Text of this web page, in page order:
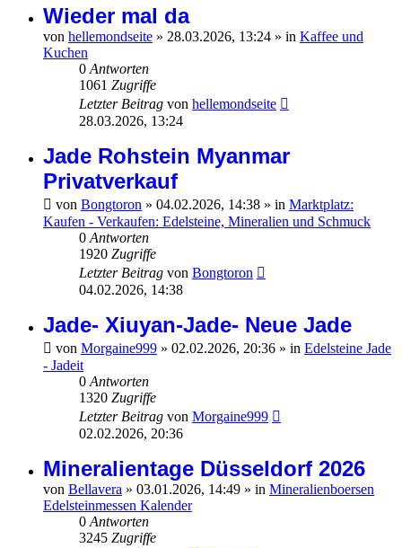
Wieder mal da
von hellemondseite » 28.03.2026, 13:24 » in Kaffee und
Kuchen
0 Antworten
1061 Zugriffe
Letzter Beitrag von hellemondseite
28.03.2026, 13:24
Jade Rohstein Myanmar
Privatverkauf
von Bongtoron » 04.02.2026, 14:38 » in Marktplatz:
Kaufen - Verkaufen: Edelsteine, Mineralien und Schmuck
0 Antworten
1920 Zugriffe
Letzter Beitrag von Bongtoron
04.02.2026, 14:38
Jade- Xiuyan-Jade- Neue Jade
von Morgaine999 » 02.02.2026, 20:36 » in Edelsteine Jade
- Jadeit
0 Antworten
1320 Zugriffe
Letzter Beitrag von Morgaine999
02.02.2026, 20:36
Mineralientage Düsseldorf 2026
von Bellavera » 03.01.2026, 14:49 » in Mineralienboersen
Edelsteinmessen Kalender
0 Antworten
3245 Zugriffe